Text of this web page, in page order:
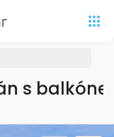
s